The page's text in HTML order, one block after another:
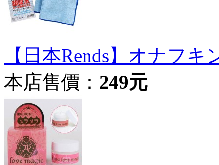
【日本Rends】オナフ
本店售價： 249元